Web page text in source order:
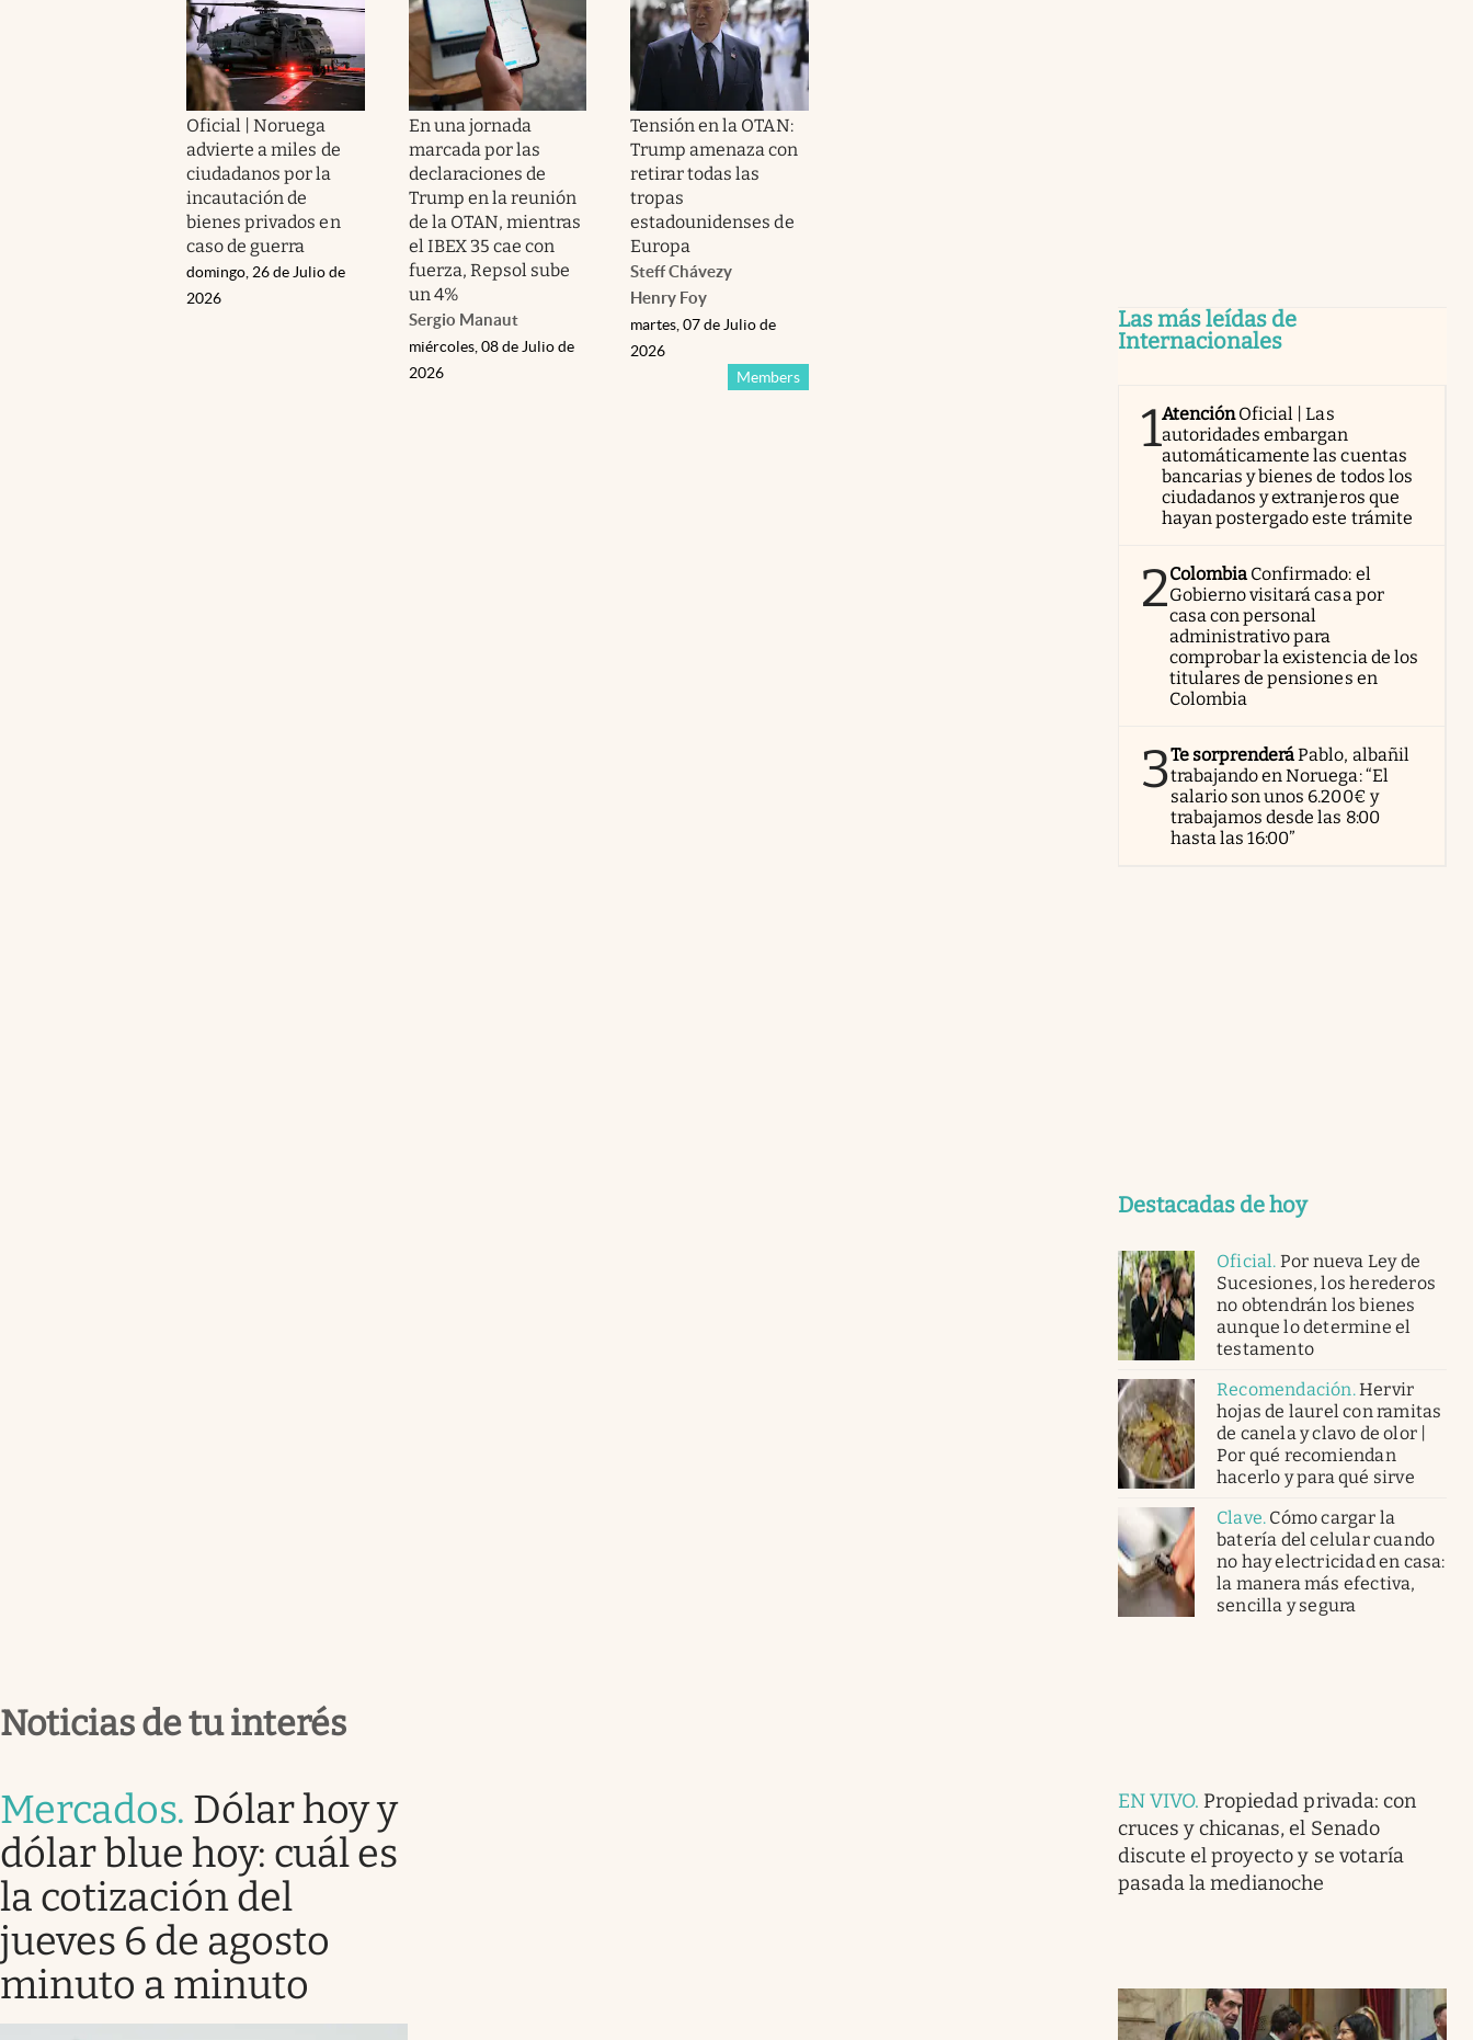
Oficial | Noruega
advierte a miles de
ciudadanos por la
incautación de
bienes privados en
caso de guerra
domingo, 26 de Julio de
2026
En una jornada
marcada por las
declaraciones de
Trump en la reunión
de la OTAN, mientras
el IBEX 35 cae con
fuerza, Repsol sube
un 4%
Sergio Manaut
miércoles, 08 de Julio de
2026
Tensión en la OTAN:
Trump amenaza con
retirar todas las
tropas
estadounidenses de
Europa
Steff Chávezy
Henry Foy
Members
martes, 07 de Julio de
2026
Las más leídas de
Internacionales
1AtenciónOficial | Las
autoridades embargan
automáticamente las cuentas
bancarias y bienes de todos los
ciudadanos y extranjeros que
hayan postergado este trámite
2Colombia Confirmado: el
Gobierno visitará casa por
casa con personal
administrativo para
comprobar la existencia de los
titulares de pensiones en
Colombia
3Te sorprenderáPablo, albañil
trabajando en Noruega: “El
salario son unos 6.200€ y
trabajamos desde las 8:00
hasta las 16:00”
Destacadas de hoy
Oficial. Por nueva Ley de
Sucesiones, los herederos
no obtendrán los bienes
aunque lo determine el
testamento
Recomendación.Hervir
hojas de laurel con ramitas
de canela y clavo de olor |
Por qué recomiendan
hacerlo y para qué sirve
Clave. Cómo cargar la
batería del celular cuando
no hay electricidad en casa:
la manera más efectiva,
sencilla y segura
Noticias de tu interés
Mercados. Dólar hoy y
dólar blue hoy: cuál es
la cotización del
jueves 6 de agosto
minuto a minuto
EN VIVO. Propiedad privada: con
cruces y chicanas, el Senado
discute el proyecto y se votaría
pasada la medianoche